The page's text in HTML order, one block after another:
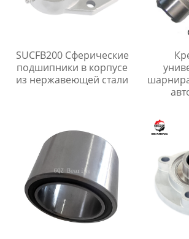
SUCFB200 Сферические
подшипники в корпусе
из нержавеющей стали